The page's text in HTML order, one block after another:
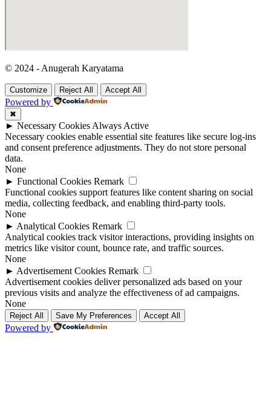
© 2024 - Anugerah Karyatama
Customize Reject All Accept All
Powered by
✖
► Necessary Cookies Always Active
Necessary cookies enable essential site features like secure log-ins
and consent preference adjustments. They do not store personal
data.
None
► Functional Cookies Remark
Functional cookies support features like content sharing on social
media, collecting feedback, and enabling third-party tools.
None
► Analytical Cookies Remark
Analytical cookies track visitor interactions, providing insights on
metrics like visitor count, bounce rate, and traffic sources.
None
► Advertisement Cookies Remark
Advertisement cookies deliver personalized ads based on your
previous visits and analyze the effectiveness of ad campaigns.
None
Reject All Save My Preferences Accept All
Powered by